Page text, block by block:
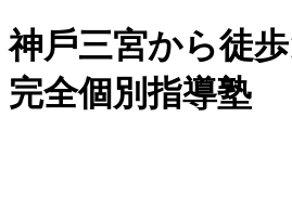
神⼾三宮から徒
完全個別指導塾